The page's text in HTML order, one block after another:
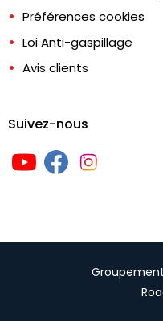
Préférences cookies
Loi Anti-gaspillage
Avis clients
Suivez-nous